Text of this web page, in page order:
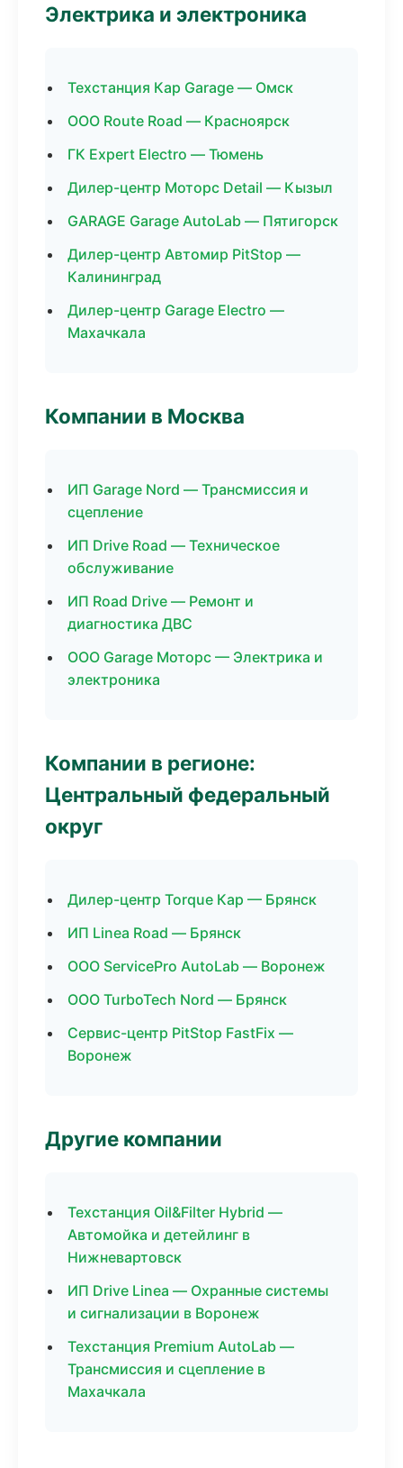
Электрика и электроника
Техстанция Кар Garage — Омск
ООО Route Road — Красноярск
ГК Expert Electro — Тюмень
Дилер-центр Моторс Detail — Кызыл
GARAGE Garage AutoLab — Пятигорск
Дилер-центр Автомир PitStop —
Калининград
Дилер-центр Garage Electro —
Махачкала
Компании в Москва
ИП Garage Nord — Трансмиссия и
сцепление
ИП Drive Road — Техническое
обслуживание
ИП Road Drive — Ремонт и
диагностика ДВС
ООО Garage Моторс — Электрика и
электроника
Компании в регионе:
Центральный федеральный
округ
Дилер-центр Torque Кар — Брянск
ИП Linea Road — Брянск
ООО ServicePro AutoLab — Воронеж
ООО TurboTech Nord — Брянск
Сервис-центр PitStop FastFix —
Воронеж
Другие компании
Техстанция Oil&Filter Hybrid —
Автомойка и детейлинг в
Нижневартовск
ИП Drive Linea — Охранные системы
и сигнализации в Воронеж
Техстанция Premium AutoLab —
Трансмиссия и сцепление в
Махачкала